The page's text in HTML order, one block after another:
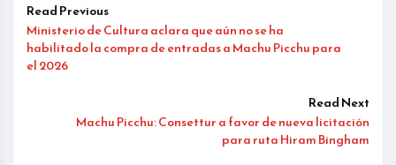
Read Previous
Ministerio de Cultura aclara que aún no se ha
habilitado la compra de entradas a Machu Picchu para
el 2026
Read Next
Machu Picchu: Consettur a favor de nueva licitación
para ruta Hiram Bingham